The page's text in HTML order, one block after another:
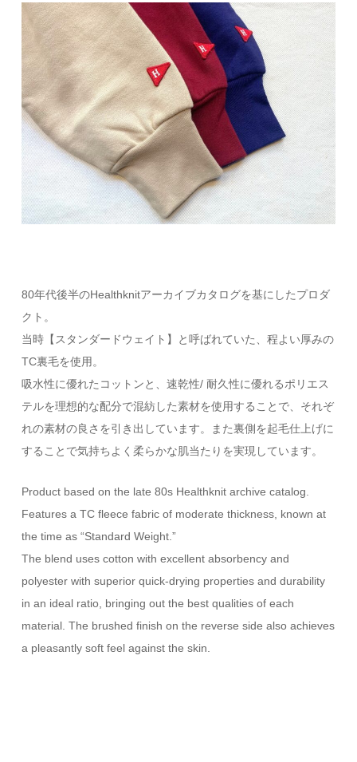
80年代後半のHealthknitアーカイブカタログを基にしたプロダ
クト。
当時【スタンダードウェイト】と呼ばれていた、程よい厚みの
TC裏毛を使用。
吸水性に優れたコットンと、速乾性/ 耐久性に優れるポリエス
テルを理想的な配分で混紡した素材を使用することで、それぞ
れの素材の良さを引き出しています。また裏側を起毛仕上げに
することで気持ちよく柔らかな肌当たりを実現しています。
Product based on the late 80s Healthknit archive catalog.
Features a TC fleece fabric of moderate thickness, known at
the time as “Standard Weight.”
The blend uses cotton with excellent absorbency and
polyester with superior quick-drying properties and durability
in an ideal ratio, bringing out the best qualities of each
material. The brushed finish on the reverse side also achieves
a pleasantly soft feel against the skin.